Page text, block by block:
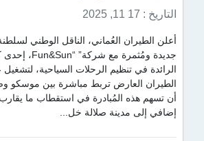
العُماني، الناقل الوطني لسلطنة عمان عن شراكة
جديدة ومُثمرة مع شركة” “Fun&Sun، إحدى كبرى الشركات
الرحلات السياحية، لتشغيل عدد من رحلات
تربط مباشرة بين موسكو وصلالة. ومن المتوقع
أن تسهم هذه المُبادرة في استقطاب ما يقارب 7,000 زائر
صلالة خل...